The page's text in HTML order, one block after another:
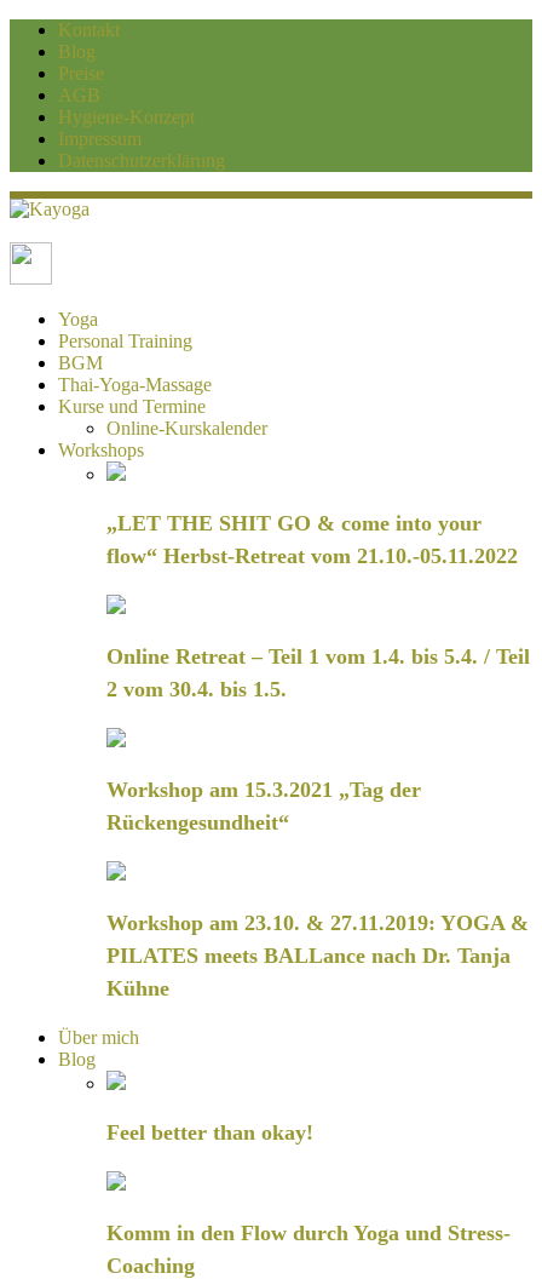
Kontakt
Blog
Preise
AGB
Hygiene-Konzept
Impressum
Datenschutzerklärung
Kayoga
Yoga und Personaltraining Duisburg
Yoga
Personal Training
BGM
Thai-Yoga-Massage
Kurse und Termine
Online-Kurskalender
Workshops
„LET THE SHIT GO & come into your
flow“ Herbst-Retreat vom 21.10.-05.11.2022
Online Retreat – Teil 1 vom 1.4. bis 5.4. / Teil
2 vom 30.4. bis 1.5.
Workshop am 15.3.2021 „Tag der
Rückengesundheit“
Workshop am 23.10. & 27.11.2019: YOGA &
PILATES meets BALLance nach Dr. Tanja
Kühne
Über mich
Blog
Feel better than okay!
Komm in den Flow durch Yoga und Stress-
Coaching